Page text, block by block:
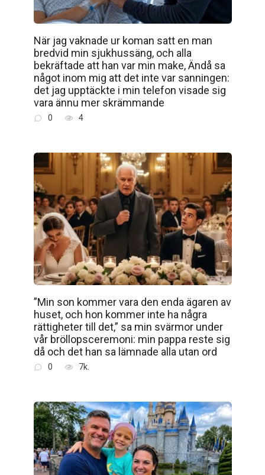
När jag vaknade ur koman satt en man
bredvid min sjukhussäng, och alla
bekräftade att han var min make, Ändå sa
något inom mig att det inte var sanningen:
det jag upptäckte i min telefon visade sig
vara ännu mer skrämmande
0 4
”Min son kommer vara den enda ägaren av
huset, och hon kommer inte ha några
rättigheter till det,” sa min svärmor under
vår bröllopsceremoni: min pappa reste sig
då och det han sa lämnade alla utan ord
0 7k.